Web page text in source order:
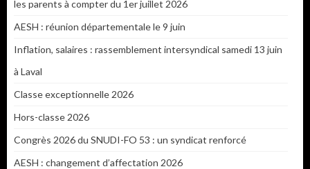
les parents à compter du 1er juillet 2026
AESH : réunion départementale le 9 juin
Inflation, salaires : rassemblement intersyndical samedi 13 juin
à Laval
Classe exceptionnelle 2026
Hors-classe 2026
Congrès 2026 du SNUDI-FO 53 : un syndicat renforcé
AESH : changement d’affectation 2026